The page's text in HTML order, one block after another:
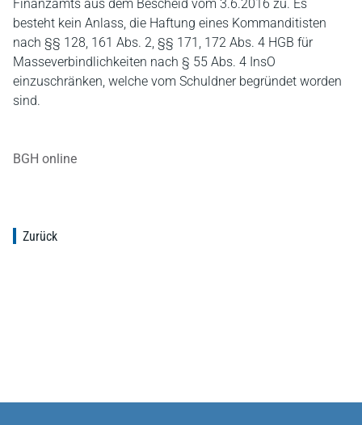
Finanzamts aus dem Bescheid vom 3.6.2016 zu. Es
besteht kein Anlass, die Haftung eines Kommanditisten
nach §§ 128, 161 Abs. 2, §§ 171, 172 Abs. 4 HGB für
Masseverbindlichkeiten nach § 55 Abs. 4 InsO
einzuschränken, welche vom Schuldner begründet worden
sind.
BGH online
Zurück